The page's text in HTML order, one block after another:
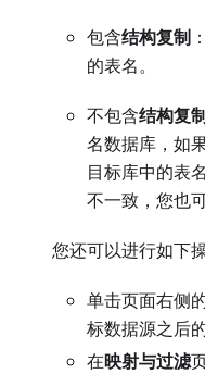
包含结构复制
的表名。
不包含结构复
名数据库，如
目标库中的表
不一致，您也
您还可以进行如下
单击页面右侧
标数据源之后的
在映射与过滤